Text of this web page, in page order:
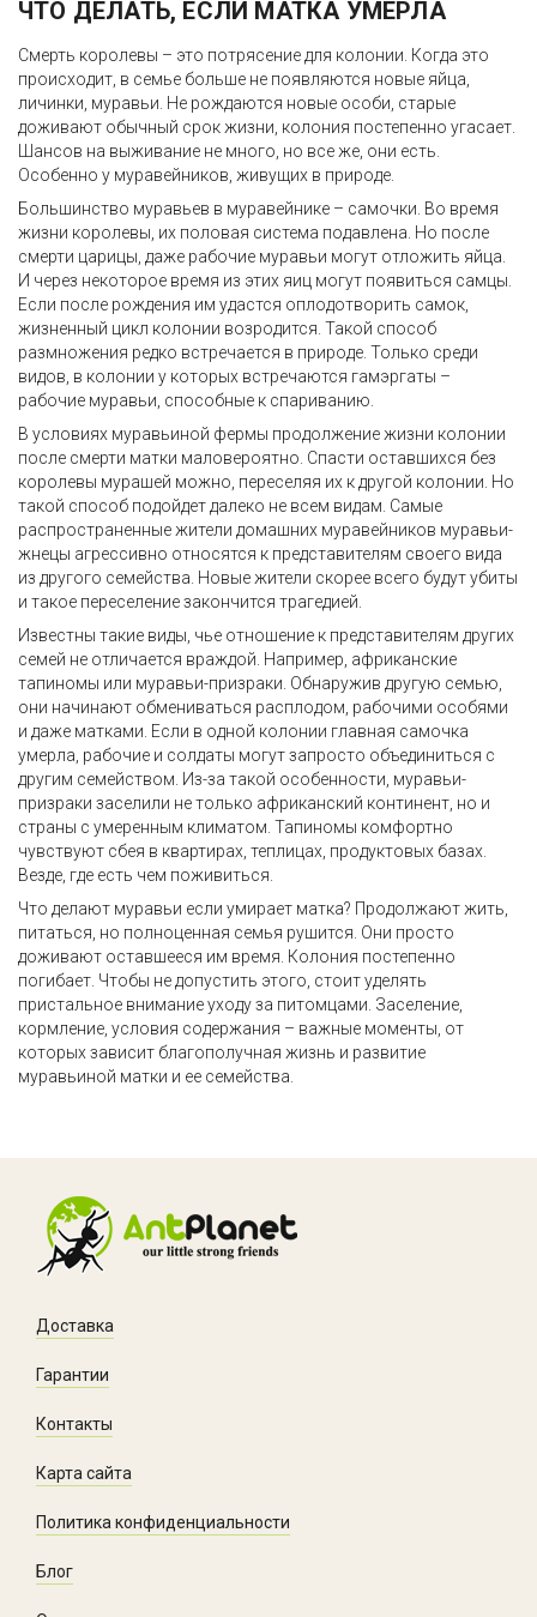
ЧТО ДЕЛАТЬ, ЕСЛИ МАТКА УМЕРЛА
Смерть королевы – это потрясение для колонии. Когда это
происходит, в семье больше не появляются новые яйца,
личинки, муравьи. Не рождаются новые особи, старые
доживают обычный срок жизни, колония постепенно угасает.
Шансов на выживание не много, но все же, они есть.
Особенно у муравейников, живущих в природе.
Большинство муравьев в муравейнике – самочки. Во время
жизни королевы, их половая система подавлена. Но после
смерти царицы, даже рабочие муравьи могут отложить яйца.
И через некоторое время из этих яиц могут появиться самцы.
Если после рождения им удастся оплодотворить самок,
жизненный цикл колонии возродится. Такой способ
размножения редко встречается в природе. Только среди
видов, в колонии у которых встречаются гамэргаты –
рабочие муравьи, способные к спариванию.
В условиях муравьиной фермы продолжение жизни колонии
после смерти матки маловероятно. Спасти оставшихся без
королевы мурашей можно, переселяя их к другой колонии. Но
такой способ подойдет далеко не всем видам. Самые
распространенные жители домашних муравейников муравьи-
жнецы агрессивно относятся к представителям своего вида
из другого семейства. Новые жители скорее всего будут убиты
и такое переселение закончится трагедией.
Известны такие виды, чье отношение к представителям других
семей не отличается враждой. Например, африканские
тапиномы или муравьи-призраки. Обнаружив другую семью,
они начинают обмениваться расплодом, рабочими особями
и даже матками. Если в одной колонии главная самочка
умерла, рабочие и солдаты могут запросто объединиться с
другим семейством. Из-за такой особенности, муравьи-
призраки заселили не только африканский континент, но и
страны с умеренным климатом. Тапиномы комфортно
чувствуют сбея в квартирах, теплицах, продуктовых базах.
Везде, где есть чем поживиться.
Что делают муравьи если умирает матка? Продолжают жить,
питаться, но полноценная семья рушится. Они просто
доживают оставшееся им время. Колония постепенно
погибает. Чтобы не допустить этого, стоит уделять
пристальное внимание уходу за питомцами. Заселение,
кормление, условия содержания – важные моменты, от
которых зависит благополучная жизнь и развитие
муравьиной матки и ее семейства.
Доставка
Гарантии
Контакты
Карта сайта
Политика конфиденциальности
Блог